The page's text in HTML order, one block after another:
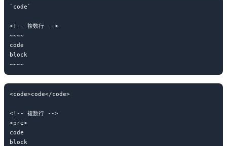
`code`
<!-- 複数行 -->
~~~~
code
block
<code>code</code>
<!-- 複数行 -->
<pre>
code
block